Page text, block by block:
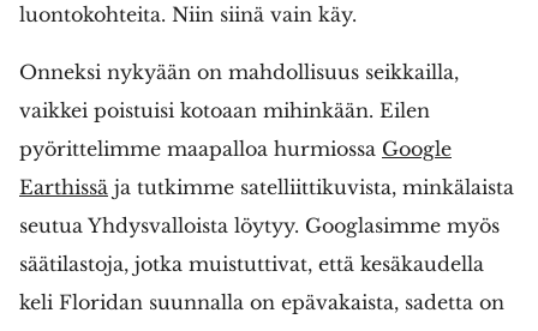
luontokohteita. Niin siinä vain käy.
Onneksi nykyään on mahdollisuus seikkailla,
vaikkei poistuisi kotoaan mihinkään. Eilen
pyörittelimme maapalloa hurmiossa Google
Earthissä ja tutkimme satelliittikuvista, minkälaista
seutua Yhdysvalloista löytyy. Googlasimme myös
säätilastoja, jotka muistuttivat, että kesäkaudella
keli Floridan suunnalla on epävakaista, sadetta on